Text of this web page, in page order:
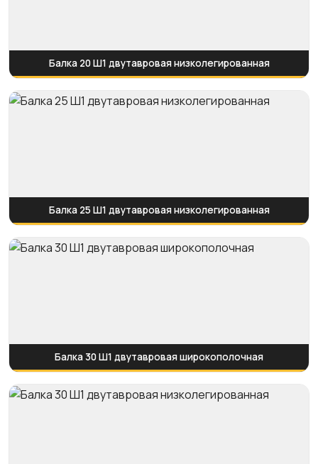
Балка 20 Ш1 двутавровая низколегированная
Балка 25 Ш1 двутавровая низколегированная
Балка 30 Ш1 двутавровая широкополочная